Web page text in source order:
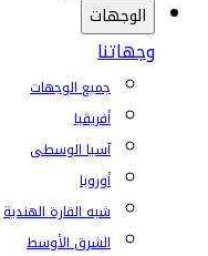
الوجهات
وجهاتنا
جميع الوجهات
أفريقيا
آسيا الوسطى
أوروبا
شبه القارة الهندية
الشرق الأوسط